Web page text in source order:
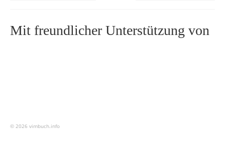
Mit freundlicher Unterstützung von
© 2026 vimbuch.info